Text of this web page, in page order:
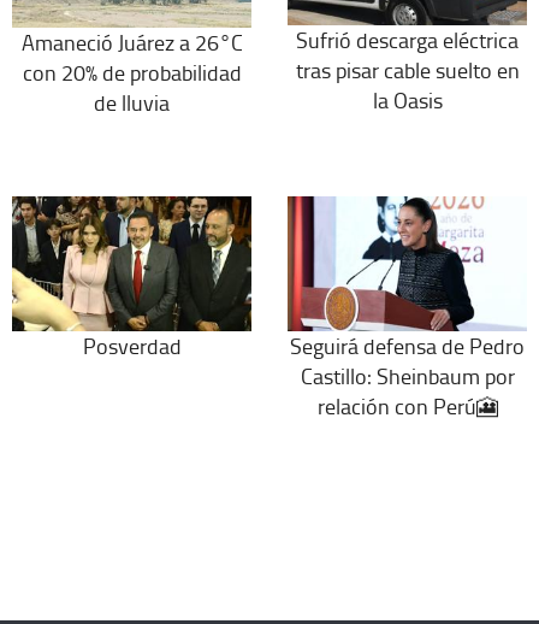
Amaneció Juárez a 26°C
con 20% de probabilidad
de lluvia
Sufrió descarga eléctrica
tras pisar cable suelto en
la Oasis
Posverdad
Seguirá defensa de Pedro
Castillo: Sheinbaum por
relación con Perú🎦